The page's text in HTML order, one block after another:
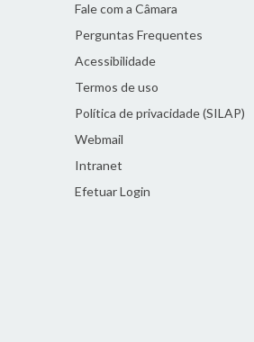
Fale com a Câmara
Perguntas Frequentes
Acessibilidade
Termos de uso
Política de privacidade (SILAP)
Webmail
Intranet
Efetuar Login